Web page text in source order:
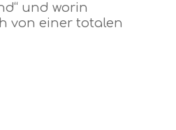
und worin
von einer totalen